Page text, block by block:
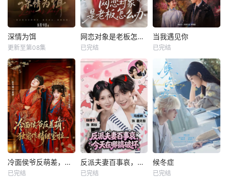
深情为饵
更新至第08集
网恋对象是老板怎么办
已完结
当我遇见你
已完结
冷面侯爷反萌差，独宠作精继室啦
已完结
反派夫妻百事哀，今天在哪搞破坏
已完结
候冬症
已完结